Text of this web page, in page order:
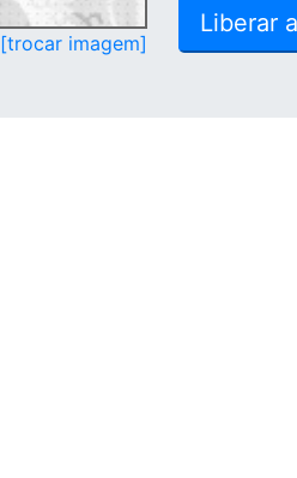
[trocar imagem]